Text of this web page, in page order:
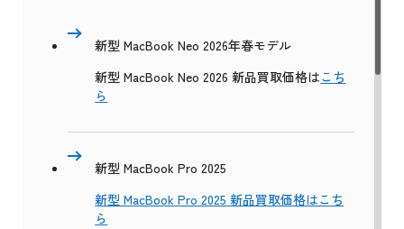
新型 MacBook Neo 2026年春モデル
新型 MacBook Neo 2026 新品買取価格はこち
ら
新型 MacBook Pro 2025
新型 MacBook Pro 2025 新品買取価格はこち
ら